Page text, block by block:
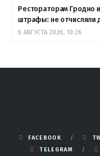
Рестораторам Гродно
штрафы: не отчисляли
6 АВГУСТА 2026, 10:26
FACEBOOK
TELEGRAM